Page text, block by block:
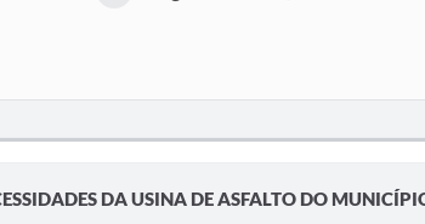
DA USINA DE ASFALTO DO